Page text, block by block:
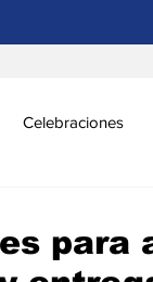
Celebraciones
para